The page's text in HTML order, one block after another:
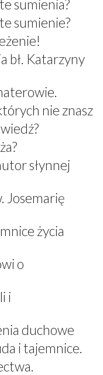
sumienia?
sumienie?
bł. Katarzyny
nie znasz
słynnej
Josemarię
życia
o
i
duchowe
i tajemnice.